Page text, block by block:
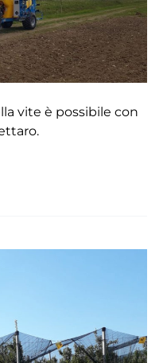
vite è possibile con